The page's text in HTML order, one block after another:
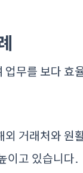
무를 보다 효
거래처와 원
이고 있습니다.